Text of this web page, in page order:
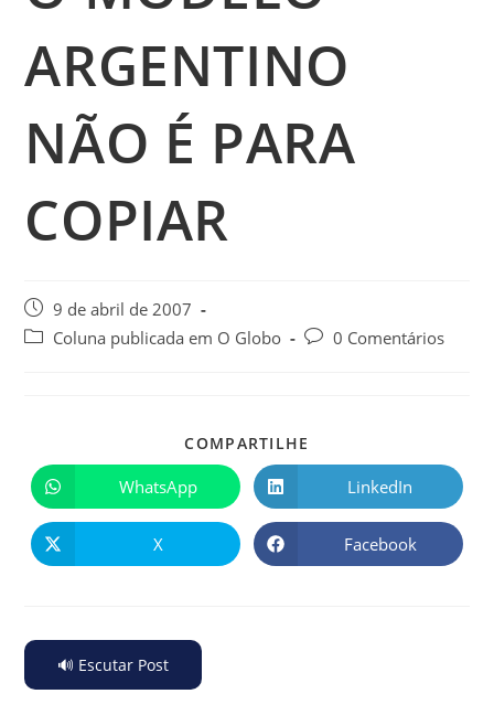
ARGENTINO
NÃO É PARA
COPIAR
9 de abril de 2007
Coluna publicada em O Globo
0 Comentários
COMPARTILHE
WhatsApp LinkedIn
X Facebook
🔊 Escutar Post